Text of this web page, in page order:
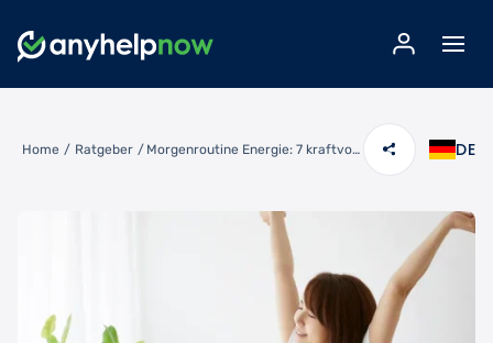
Home / Ratgeber / Morgenroutine Energie: 7 kraftvolle Rituale für einen energiereichen Start DE